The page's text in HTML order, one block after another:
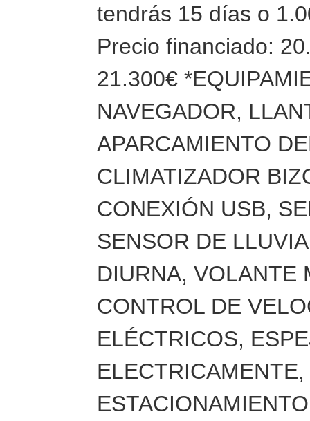
tendrás 15 días o
Precio financiado:
21.300€
NAVEGADOR,
APARCAMIENTO
CLIMATIZADOR
CONEXIÓN USB,
SENSOR DE
DIURNA, VOLANTE
CONTROL DE
ELÉCTRICOS,